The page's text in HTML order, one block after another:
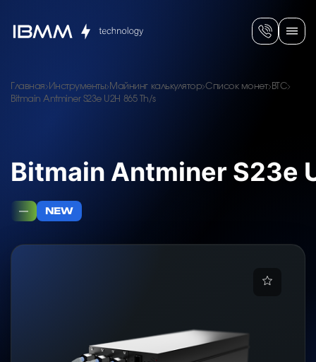
Главная Инструменты Майнинг калькулятор Список монет BTC
Bitmain Antminer S23e U2H 865 Th/s
Bitmain Antminer S23e
— NEW